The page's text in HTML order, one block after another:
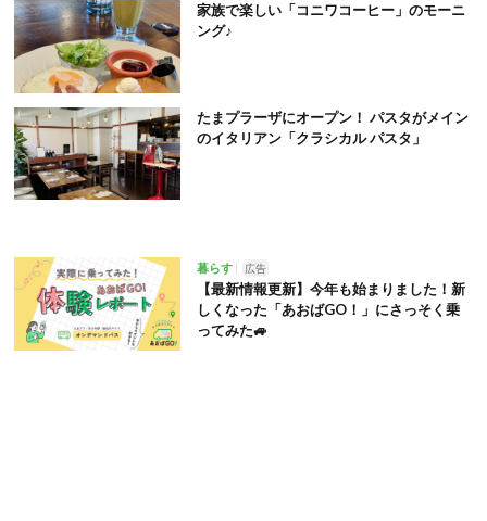
家族で楽しい「コニワコーヒー」のモーニ
ング♪
たまプラーザにオープン！ パスタがメイン
のイタリアン「クラシカル パスタ」
暮らす 広告
【最新情報更新】今年も始まりました！新
しくなった「あおばGO！」にさっそく乗
ってみた🚙